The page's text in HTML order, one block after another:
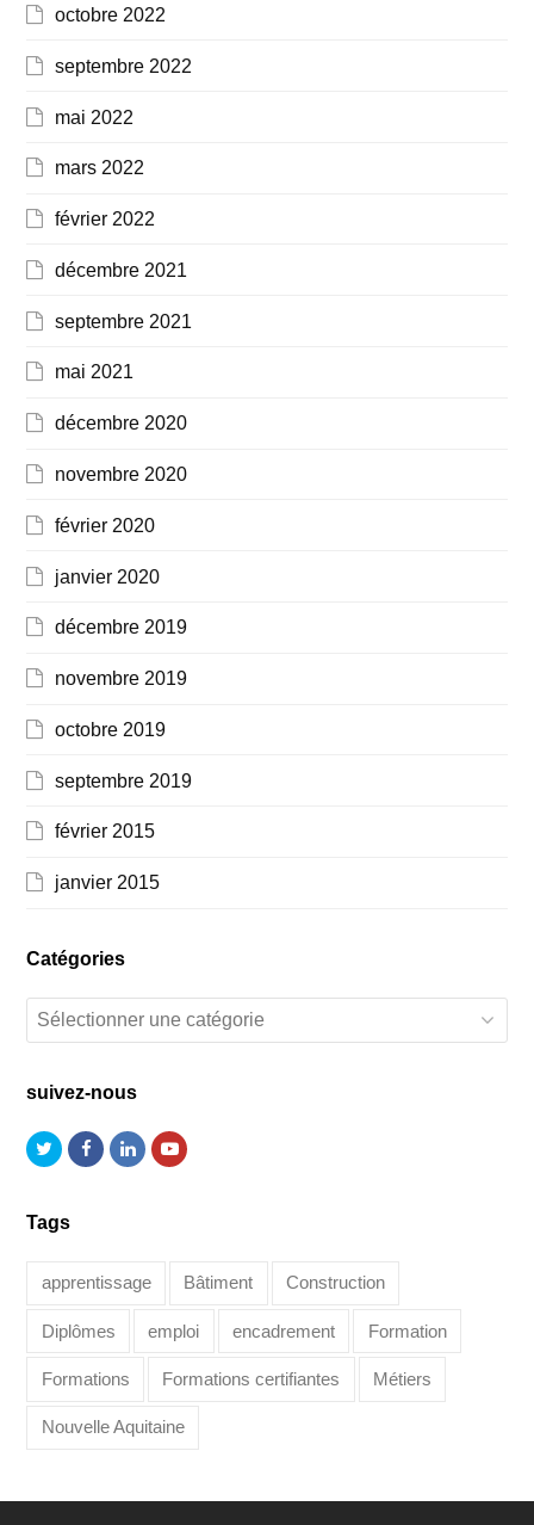
octobre 2022
septembre 2022
mai 2022
mars 2022
février 2022
décembre 2021
septembre 2021
mai 2021
décembre 2020
novembre 2020
février 2020
janvier 2020
décembre 2019
novembre 2019
octobre 2019
septembre 2019
février 2015
janvier 2015
Catégories
Catégories
suivez-nous
TwitterFacebook
LinkedInYoutube
Tags
apprentissage Bâtiment Construction
Diplômes emploi encadrement Formation
Formations Formations certifiantes Métiers
Nouvelle Aquitaine